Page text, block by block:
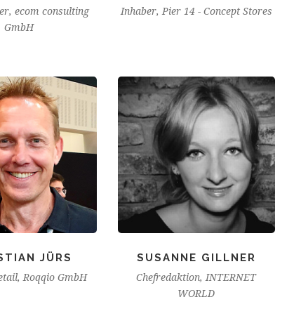
ecom consulting
GmbH
Inhaber, Pier 14 - Concept Stores
JÜRS
Roqqio GmbH
SUSANNE GILLNER
Chefredaktion, INTERNET
WORLD